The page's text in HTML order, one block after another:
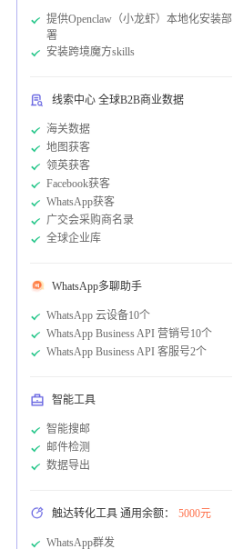
提供Openclaw（小龙虾）本地化安装部
署
安装跨境魔方skills
线索中心 全球B2B商业数据
海关数据
地图获客
领英获客
Facebook获客
WhatsApp获客
广交会采购商名录
全球企业库
WhatsApp多聊助手
WhatsApp 云设备10个
WhatsApp Business API 营销号10个
WhatsApp Business API 客服号2个
智能工具
智能搜邮
邮件检测
数据导出
触达转化工具 通用余额： 5000元
WhatsApp群发